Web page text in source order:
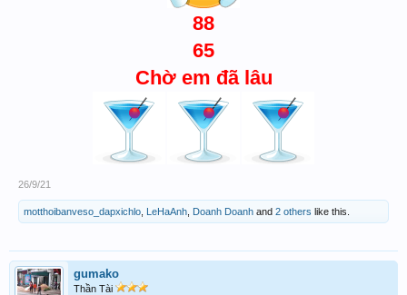
88
65
Chờ em đã lâu
26/9/21
motthoibanveso_dapxichlo LeHaAnh Doanh Doanh and 2 others like this.
gumako
Thần Tài